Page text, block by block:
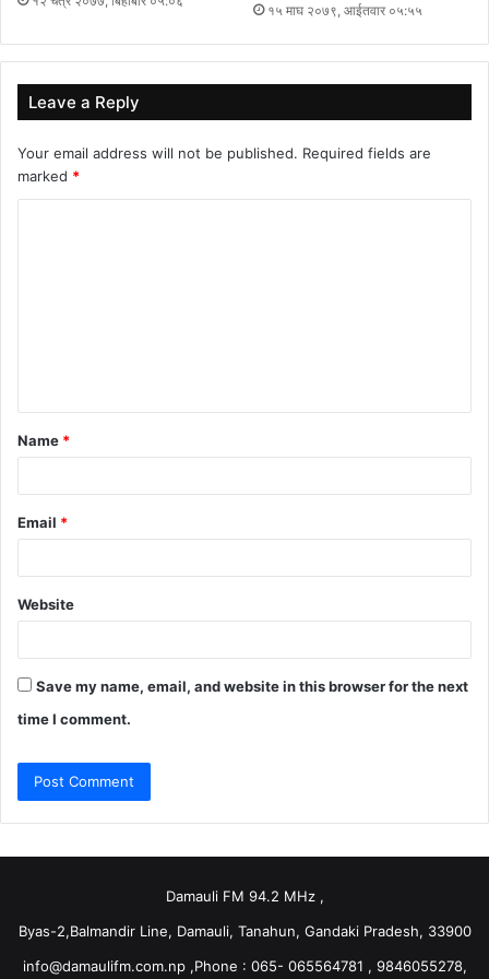
रहेको थियो ।
१५ माघ २०७९, आईतवार ०५:५५
Leave a Reply
Your email address will not be published. Required fields are
marked *
t
*
Name *
Email *
Website
Save my name, email, and website in this browser for the next
time I comment.
Damauli FM 94.2 MHz ,
Byas-2,Balmandir Line, Damauli, Tanahun, Gandaki Pradesh, 33900
info@damaulifm.com.np,Phone : 065- 065564781 , 9846055278,